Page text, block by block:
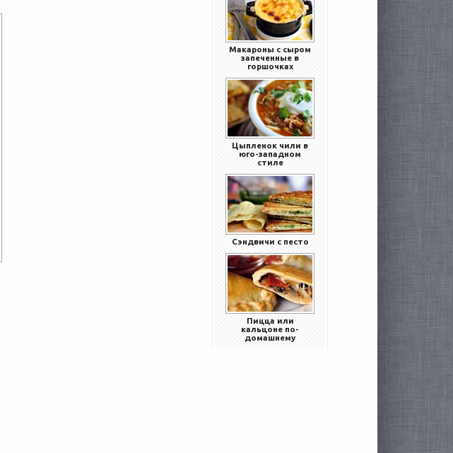
Макароны с сыром
запеченные в
горшочках
Цыпленок чили в
юго-западном
стиле
Сэндвичи с песто
Пицца или
кальцоне по-
домашнему